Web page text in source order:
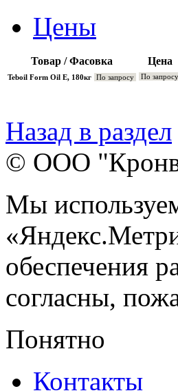
Цены
Товар / Фасовка Цена
Teboil Form Oil E, 180кг По запросу По запросу
Назад в раздел
© ООО
Мы
обеспечения
согласны,
Понятно
Контакты